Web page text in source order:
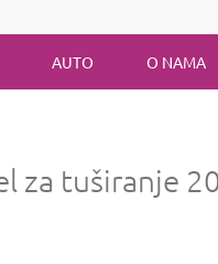
AUTO O NAMA
za tuširanje